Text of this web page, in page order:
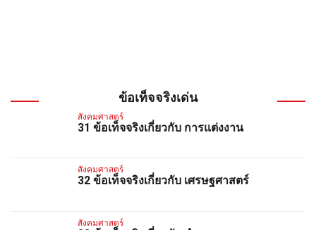
ข้อเท็จจริงเด่น
สังคมศาสตร์
31 ข้อเท็จจริงเกี่ยวกับ การแต่งงาน
สังคมศาสตร์
32 ข้อเท็จจริงเกี่ยวกับ เศรษฐศาสตร์
สังคมศาสตร์